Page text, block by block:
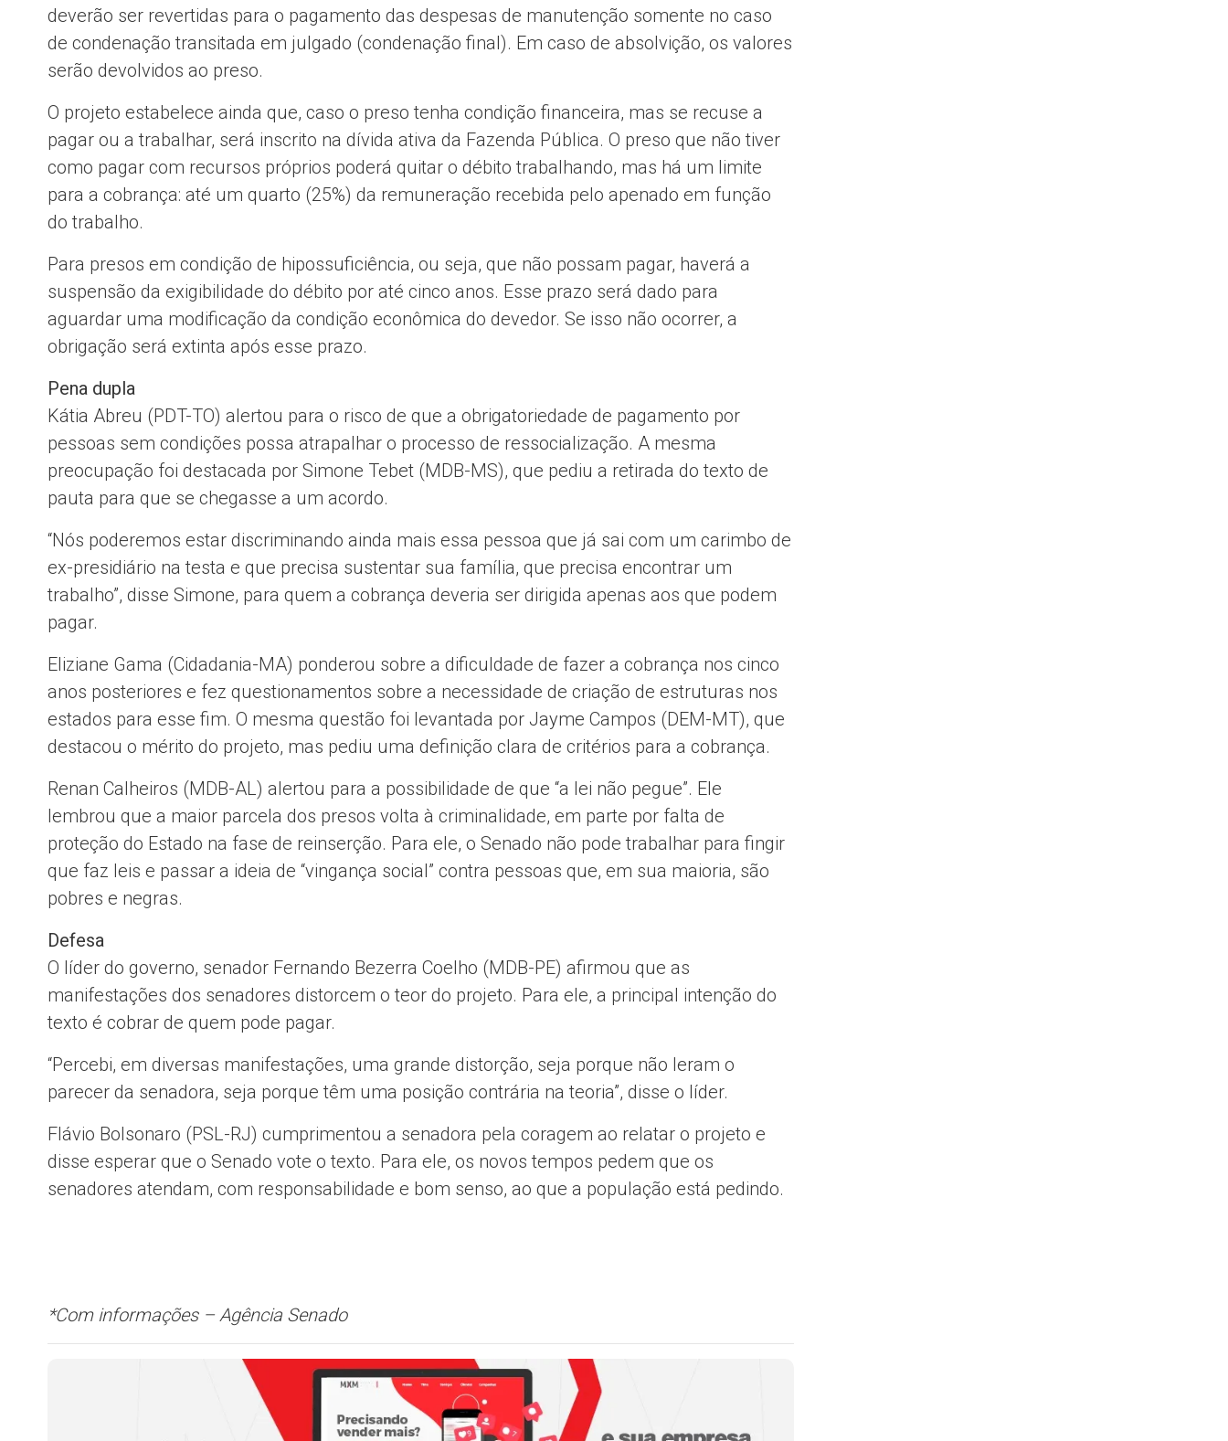
deverão ser revertidas para o pagamento das despesas de manutenção somente no caso
de condenação transitada em julgado (condenação final). Em caso de absolvição, os valores
serão devolvidos ao preso.
O projeto estabelece ainda que, caso o preso tenha condição financeira, mas se recuse a
pagar ou a trabalhar, será inscrito na dívida ativa da Fazenda Pública. O preso que não tiver
como pagar com recursos próprios poderá quitar o débito trabalhando, mas há um limite
para a cobrança: até um quarto (25%) da remuneração recebida pelo apenado em função
do trabalho.
Para presos em condição de hipossuficiência, ou seja, que não possam pagar, haverá a
suspensão da exigibilidade do débito por até cinco anos. Esse prazo será dado para
aguardar uma modificação da condição econômica do devedor. Se isso não ocorrer, a
obrigação será extinta após esse prazo.
Pena dupla
Kátia Abreu (PDT-TO) alertou para o risco de que a obrigatoriedade de pagamento por
pessoas sem condições possa atrapalhar o processo de ressocialização. A mesma
preocupação foi destacada por Simone Tebet (MDB-MS), que pediu a retirada do texto de
pauta para que se chegasse a um acordo.
“Nós poderemos estar discriminando ainda mais essa pessoa que já sai com um carimbo de
ex-presidiário na testa e que precisa sustentar sua família, que precisa encontrar um
trabalho”, disse Simone, para quem a cobrança deveria ser dirigida apenas aos que podem
pagar.
Eliziane Gama (Cidadania-MA) ponderou sobre a dificuldade de fazer a cobrança nos cinco
anos posteriores e fez questionamentos sobre a necessidade de criação de estruturas nos
estados para esse fim. O mesma questão foi levantada por Jayme Campos (DEM-MT), que
destacou o mérito do projeto, mas pediu uma definição clara de critérios para a cobrança.
Renan Calheiros (MDB-AL) alertou para a possibilidade de que “a lei não pegue”. Ele
lembrou que a maior parcela dos presos volta à criminalidade, em parte por falta de
proteção do Estado na fase de reinserção. Para ele, o Senado não pode trabalhar para fingir
que faz leis e passar a ideia de “vingança social” contra pessoas que, em sua maioria, são
pobres e negras.
Defesa
O líder do governo, senador Fernando Bezerra Coelho (MDB-PE) afirmou que as
manifestações dos senadores distorcem o teor do projeto. Para ele, a principal intenção do
texto é cobrar de quem pode pagar.
“Percebi, em diversas manifestações, uma grande distorção, seja porque não leram o
parecer da senadora, seja porque têm uma posição contrária na teoria”, disse o líder.
Flávio Bolsonaro (PSL-RJ) cumprimentou a senadora pela coragem ao relatar o projeto e
disse esperar que o Senado vote o texto. Para ele, os novos tempos pedem que os
senadores atendam, com responsabilidade e bom senso, ao que a população está pedindo.
*Com informações – Agência Senado